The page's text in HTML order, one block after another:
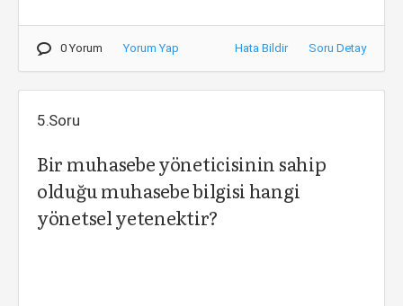
0 Yorum Yorum Yap Hata Bildir Soru Detay
5.Soru
Bir muhasebe yöneticisinin sahip
olduğu muhasebe bilgisi hangi
yönetsel yetenektir?